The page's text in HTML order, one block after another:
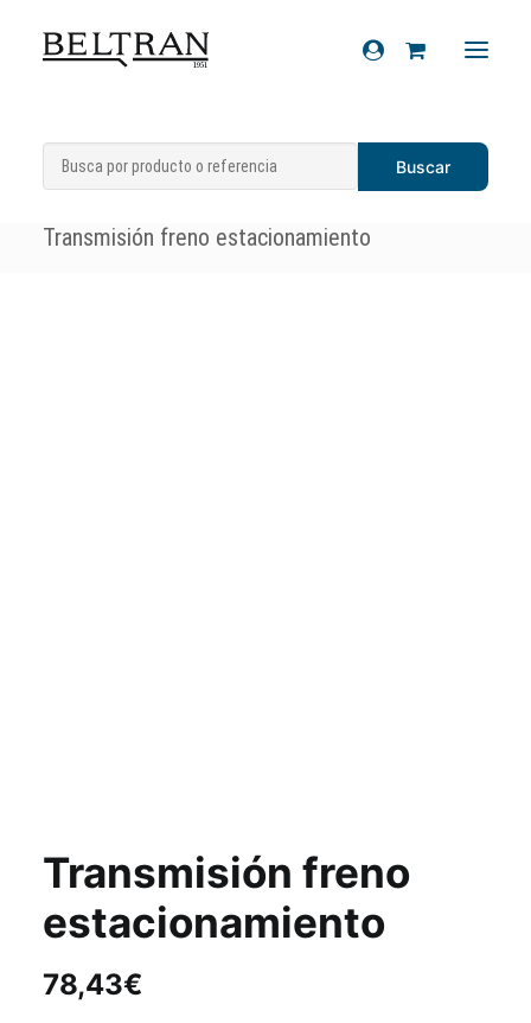
Recambios
Cascos
Inicio Recambios » Sistema de
transmisiones»Transmisiones freno»
Transmisión freno estacionamiento
Transmisión freno
estacionamiento
78,43€